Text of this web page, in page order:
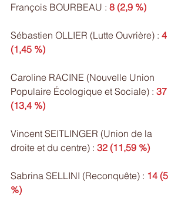
François BOURBEAU : 8 (2,9 %)
Sébastien OLLIER (Lutte Ouvrière) : 4
(1,45 %)
Caroline RACINE (Nouvelle Union
Populaire Écologique et Sociale) : 37
(13,4 %)
Vincent SEITLINGER (Union de la
droite et du centre) : 32 (11,59 %)
Sabrina SELLINI (Reconquête) : 14 (5
%)